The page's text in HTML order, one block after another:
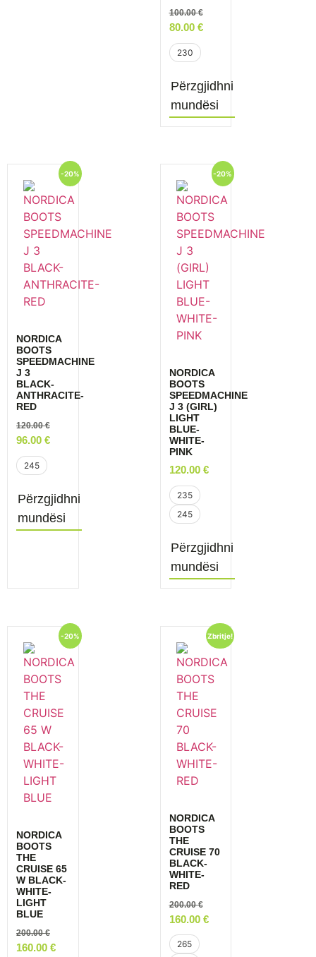
100.00€
80.00 €
230
Përzgjidhni
mundësi
-20%
NORDICA
BOOTS
SPEEDMACHINE
J 3
BLACK-
ANTHRACITE-
RED
120.00€
96.00 €
245
Përzgjidhni
mundësi
-20%
NORDICA
BOOTS
SPEEDMACHINE
J 3 (GIRL)
LIGHT
BLUE-
WHITE-
PINK
120.00 €
235
245
Përzgjidhni
mundësi
-20%
NORDICA
BOOTS
THE
CRUISE 65
W BLACK-
WHITE-
LIGHT
BLUE
200.00€
160.00 €
Zbritje!
NORDICA
BOOTS
THE
CRUISE 70
BLACK-
WHITE-
RED
200.00€
160.00 €
265